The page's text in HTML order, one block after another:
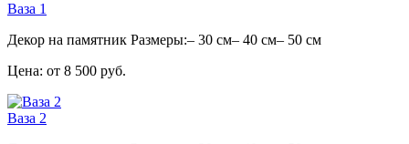
Ваза 1
Декор на памятник Размеры:– 30 см– 40 см– 50 см
Цена: от 8 500 руб.
Ваза 2